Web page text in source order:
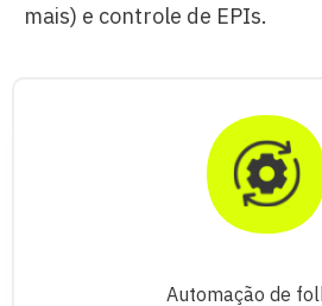
mais) e controle de EPIs.
Automação de